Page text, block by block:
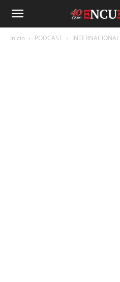
Inicio PODCAST INTERNACIONAL